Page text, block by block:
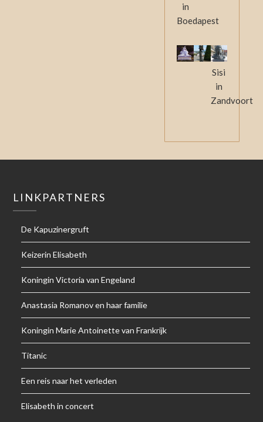
in
Boedapest
Sisi
in
Zandvoort
LINKPARTNERS
De Kapuzinergruft
Keizerin Elisabeth
Koningin Victoria van Engeland
Anastasia Romanov en haar familie
Koningin Marie Antoinette van Frankrijk
Titanic
Een reis naar het verleden
Elisabeth in concert